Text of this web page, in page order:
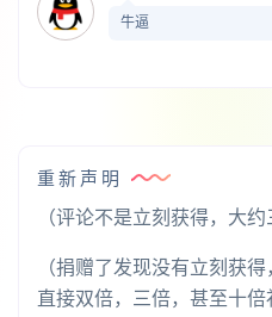
牛逼
重新声明
（评论不是立刻获得，大约
（捐赠了发现没有立刻获
直接双倍，三倍，甚至十